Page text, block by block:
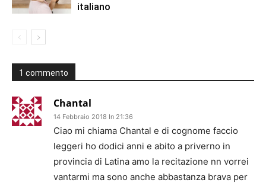
italiano
1 commento
Chantal
14 Febbraio 2018 In 21:36
Ciao mi chiama Chantal e di cognome faccio
leggeri ho dodici anni e abito a priverno in
provincia di Latina amo la recitazione nn vorrei
vantarmi ma sono anche abbastanza brava per